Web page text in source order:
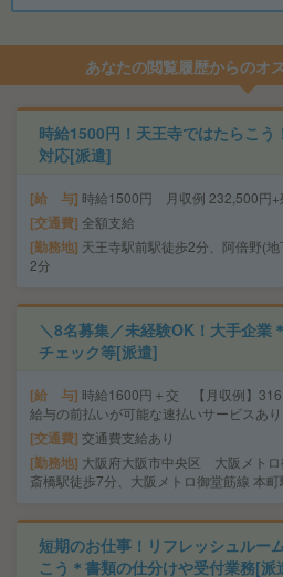
あなたの閲覧履歴からのオ
時給1500円！天王寺ではたらこう
対応[派遣]
給 与 時給1500円 月収例 232,500円+
交通費 全額支給
勤務地 天王寺駅前駅徒歩2分、阿倍野(
2分
＼8名募集／未経験OK！大手企業
チェック等[派遣]
給 与 時給1600円＋交 【月収例】
給与の前払いが可能な速払いサービスあり
交通費 交通費支給あり
勤務地 大阪府大阪市中央区 大阪メトロ
斎橋駅徒歩7分、大阪メトロ御堂筋線 本
短期のお仕事！リフレッシュルー
こう＊書類の仕分けや受付業務[派